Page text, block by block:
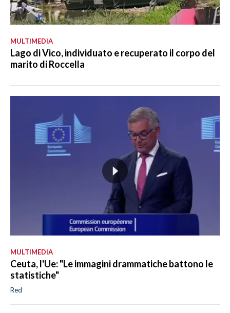
MULTIMEDIA
Lago di Vico, individuato e recuperato il corpo del
marito di Roccella
MULTIMEDIA
Ceuta, l'Ue: "Le immagini drammatiche battono le
statistiche"
Red